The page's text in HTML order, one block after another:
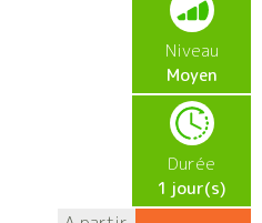
Niveau
Moyen
Durée
1 jour(s)